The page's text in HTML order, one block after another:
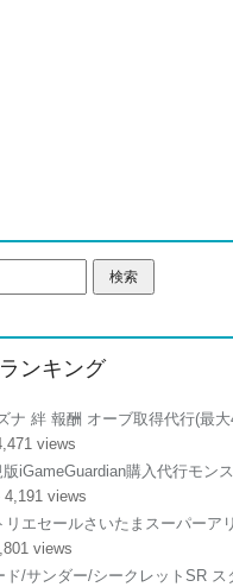
ンキング
ナ 絆 報酬 オーブ取得代行(最
views
iGameGuardian購入代行モン
4,191 views
リエセールさいたまスーパーア
views
ド/サンダー/シークレットSR ス